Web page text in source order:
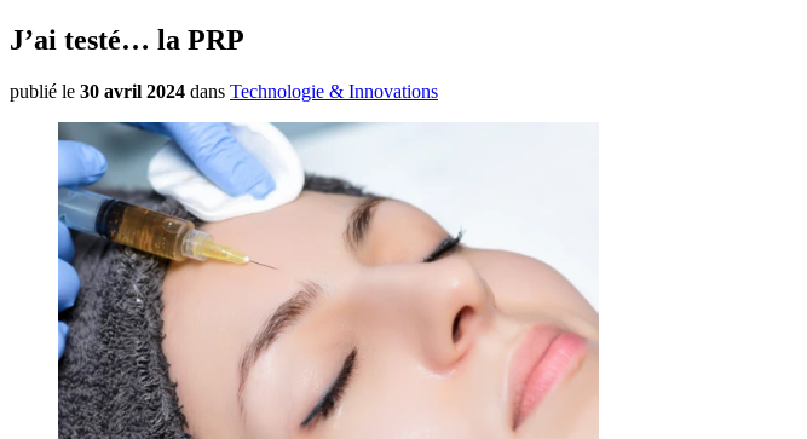
J’ai testé… la PRP
publié le 30 avril 2024 dans Technologie & Innovations